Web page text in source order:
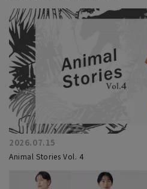
2026.07.15
Animal Stories Vol. 4